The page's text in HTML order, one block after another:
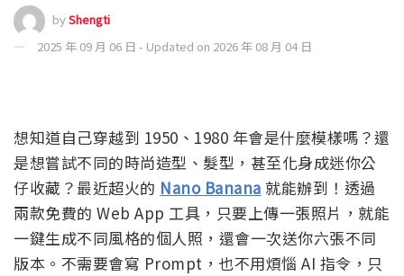
byShengti
2025 年 09 月 06 日 - Updated on 2026 年 08 月 04 日
想知道自己穿越到 1950、1980 年會是什麼模樣嗎？還
是想嘗試不同的時尚造型、髮型，甚至化身成迷你公
仔收藏？最近超火的 Nano Banana 就能辦到！透過
兩款免費的 Web App 工具，只要上傳一張照片，就能
一鍵生成不同風格的個人照，還會一次送你六張不同
版本。不需要會寫 Prompt，也不用煩惱 AI 指令，只